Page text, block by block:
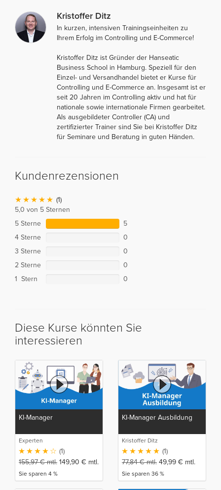
Kristoffer Ditz
In kurzen, intensiven Trainingseinheiten zu
Ihrem Erfolg im Controlling und E-Commerce!
Kristoffer Ditz ist Gründer der Hanseatic
Business School in Hamburg. Speziell für den
Einzel- und Versandhandel bietet er Kurse für
Controlling und E-Commerce an. Insgesamt ist er
seit 20 Jahren im Controlling aktiv und hat für
nationale sowie internationale Firmen gearbeitet.
Als ausgebildeter Controller (CA) und
zertifizierter Trainer sind Sie bei Kristoffer Ditz
für Seminare und Beratung in guten Händen.
Kundenrezensionen
(1)
5,0 von 5 Sternen
5 Sterne
5
4 Sterne
0
3 Sterne
0
2 Sterne
0
1 Stern
0
Diese Kurse könnten Sie
interessieren
KI-Manager
Experten
(1)
155,97€mtl. 149,90 € mtl.
Sie sparen 4 %
KI-Manager Ausbildung
Kristoffer Ditz
(1)
77,84€mtl. 49,99 € mtl.
Sie sparen 36 %